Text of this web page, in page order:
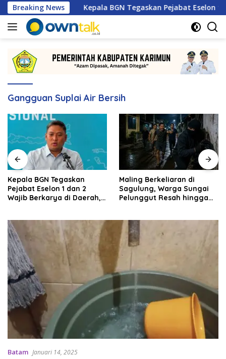
Langsung
ke
konten
Breaking NewsKepala BGN Tegaskan Pejabat Eselon 1 dan 2
Gangguan Suplai Air Bersih
Kepala BGN Tegaskan
Pejabat Eselon 1 dan 2
Wajib Berkarya di Daerah,
Maling Berkeliaran di
Sagulung, Warga Sungai
Pelunggut Resah hingga
Batam Januari 14, 2025